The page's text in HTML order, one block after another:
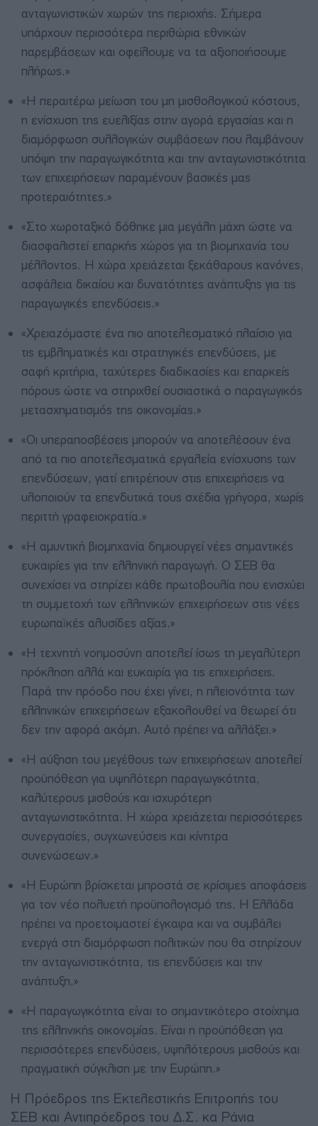
ανταγωνιστικών χωρών της περιοχής. Σήμερα
υπάρχουν περισσότερα περιθώρια εθνικών
παρεμβάσεων και οφείλουμε να τα αξιοποιήσουμε
πλήρως.»
«Η περαιτέρω μείωση του μη μισθολογικού κόστους,
η ενίσχυση της ευελιξίας στην αγορά εργασίας και η
διαμόρφωση συλλογικών συμβάσεων που λαμβάνουν
υπόψη την παραγωγικότητα και την ανταγωνιστικότητα
των επιχειρήσεων παραμένουν βασικές μας
προτεραιότητες.»
«Στο χωροταξικό δόθηκε μια μεγάλη μάχη ώστε να
διασφαλιστεί επαρκής χώρος για τη βιομηχανία του
μέλλοντος. Η χώρα χρειάζεται ξεκάθαρους κανόνες,
ασφάλεια δικαίου και δυνατότητες ανάπτυξης για τις
παραγωγικές επενδύσεις.»
«Χρειαζόμαστε ένα πιο αποτελεσματικό πλαίσιο για
τις εμβληματικές και στρατηγικές επενδύσεις, με
σαφή κριτήρια, ταχύτερες διαδικασίες και επαρκείς
πόρους ώστε να στηριχθεί ουσιαστικά ο παραγωγικός
μετασχηματισμός της οικονομίας.»
«Οι υπεραποσβέσεις μπορούν να αποτελέσουν ένα
από τα πιο αποτελεσματικά εργαλεία ενίσχυσης των
επενδύσεων, γιατί επιτρέπουν στις επιχειρήσεις να
υλοποιούν τα επενδυτικά τους σχέδια γρήγορα, χωρίς
περιττή γραφειοκρατία.»
«Η αμυντική βιομηχανία δημιουργεί νέες σημαντικές
ευκαιρίες για την ελληνική παραγωγή. Ο ΣΕΒ θα
συνεχίσει να στηρίζει κάθε πρωτοβουλία που ενισχύει
τη συμμετοχή των ελληνικών επιχειρήσεων στις νέες
ευρωπαϊκές αλυσίδες αξίας.»
«Η τεχνητή νοημοσύνη αποτελεί ίσως τη μεγαλύτερη
πρόκληση αλλά και ευκαιρία για τις επιχειρήσεις.
Παρά την πρόοδο που έχει γίνει, η πλειονότητα των
ελληνικών επιχειρήσεων εξακολουθεί να θεωρεί ότι
δεν την αφορά ακόμη. Αυτό πρέπει να αλλάξει.»
«Η αύξηση του μεγέθους των επιχειρήσεων αποτελεί
προϋπόθεση για υψηλότερη παραγωγικότητα,
καλύτερους μισθούς και ισχυρότερη
ανταγωνιστικότητα. Η χώρα χρειάζεται περισσότερες
συνεργασίες, συγχωνεύσεις και κίνητρα
συνενώσεων.»
«Η Ευρώπη βρίσκεται μπροστά σε κρίσιμες αποφάσεις
για τον νέο πολυετή προϋπολογισμό της. Η Ελλάδα
πρέπει να προετοιμαστεί έγκαιρα και να συμβάλει
ενεργά στη διαμόρφωση πολιτικών που θα στηρίζουν
την ανταγωνιστικότητα, τις επενδύσεις και την
ανάπτυξη.»
«Η παραγωγικότητα είναι το σημαντικότερο στοίχημα
της ελληνικής οικονομίας. Είναι η προϋπόθεση για
περισσότερες επενδύσεις, υψηλότερους μισθούς και
πραγματική σύγκλιση με την Ευρώπη.»
Η Πρόεδρος της Εκτελεστικής Επιτροπής του
ΣΕΒ και Αντιπρόεδρος του Δ.Σ. κα Ράνια